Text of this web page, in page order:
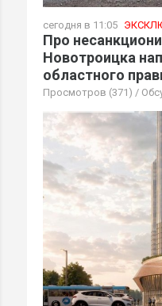
сегодня в 11:05
Про
Новотроицка
областного
Просмотров (371) /